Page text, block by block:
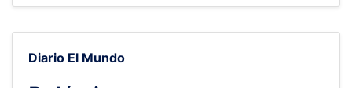
Diario El Mundo